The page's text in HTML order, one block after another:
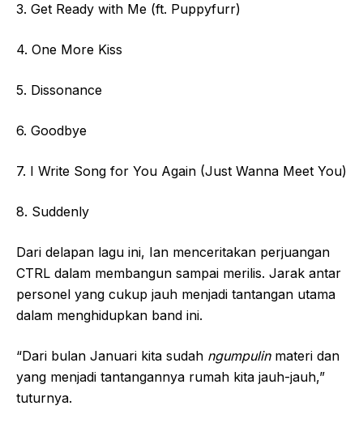
3. Get Ready with Me (ft. Puppyfurr)
4. One More Kiss
5. Dissonance
6. Goodbye
7. I Write Song for You Again (Just Wanna Meet You)
8. Suddenly
Dari delapan lagu ini, Ian menceritakan perjuangan
CTRL dalam membangun sampai merilis. Jarak antar
personel yang cukup jauh menjadi tantangan utama
dalam menghidupkan band ini.
“Dari bulan Januari kita sudah ngumpulinmateri dan
yang menjadi tantangannya rumah kita jauh-jauh,”
tuturnya.